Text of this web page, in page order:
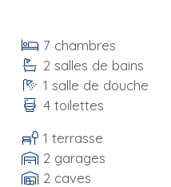
7 chambres
2 salles de bains
1 salle de douche
4 toilettes
1 terrasse
2 garages
2 caves